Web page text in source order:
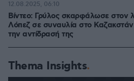
Βίντεο: Γρύλος σκαρφάλωσε στον
Λόπεζ σε συναυλία στο
την αντίδρασή της
12.08.2025, 06:10
Thema Insights